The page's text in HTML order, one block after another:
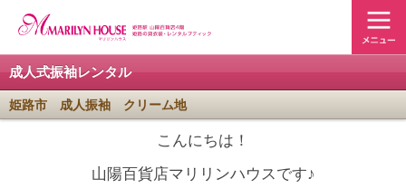
成人式振袖レンタル
姫路市 成人振袖 クリーム地
こんにちは！
山陽百貨店マリリンハウスです♪